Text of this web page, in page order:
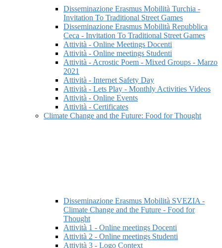
Disseminazione Erasmus Mobilità Turchia -
Invitation To Traditional Street Games
Disseminazione Erasmus Mobilità Repubblica
Ceca - Invitation To Traditional Street Games
Attività - Online Meetings Docenti
Attività - Online meetings Studenti
Attività - Acrostic Poem - Mixed Groups - Marzo
2021
Attività - Internet Safety Day
Attività - Lets Play - Monthly Activities Videos
Attività - Online Events
Attività - Certificates
Climate Change and the Future: Food for Thought
Disseminazione Erasmus Mobilità SVEZIA -
Climate Change and the Future - Food for
Thought
Attività 1 - Online meetings Docenti
Attività 2 - Online meetings Studenti
Attività 3 - Logo Context